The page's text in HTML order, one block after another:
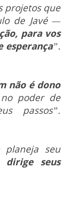
projetos que
de Javé —
para vos
esperança”.
não é dono
poder de
passos”.
planeja seu
dirige seus